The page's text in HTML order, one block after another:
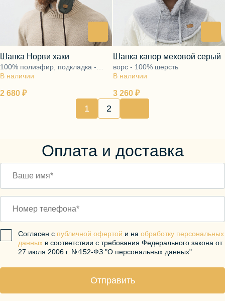
2 680 ₽
В наличии
Шапка Норви хаки
100% полиэфир, подкладка -
ворс 100% шерсть
3 260 ₽
В наличии
Шапка капор меховой серый
ворс - 100% шерсть
1 2
Оплата и доставка
Согласен с публичной офертой и на обработку персональных
данных в соответствии с требования Федерального закона от
27 июля 2006 г. №152-ФЗ "О персональных данных"
Отправить